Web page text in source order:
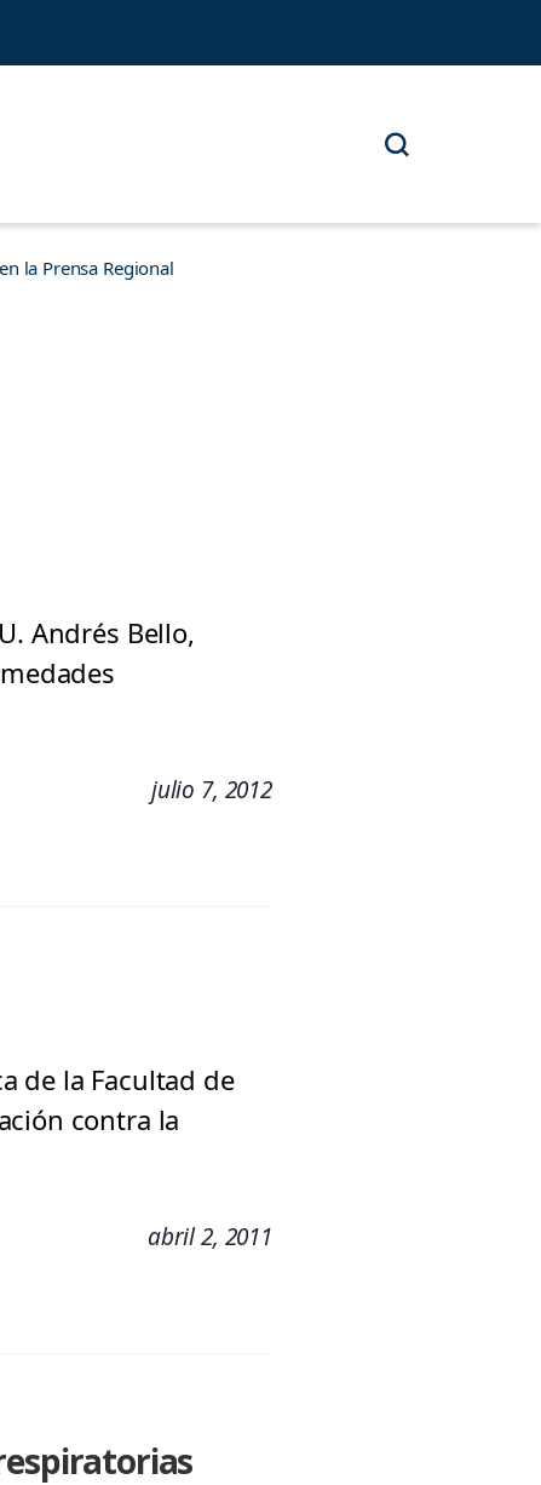
la Prensa Regional
Andrés Bello,
julio 7, 2012
de la Facultad de
contra la
abril 2, 2011